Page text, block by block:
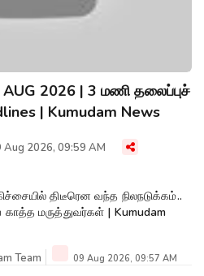
2026 | 3 மணி தலைப்புச்
| Kumudam News
Aug 2026, 09:59 AM
திடீரென வந்த நிலநடுக்கம்..
மருத்துவர்கள் | Kumudam
Team 09 Aug 2026, 09:57 AM